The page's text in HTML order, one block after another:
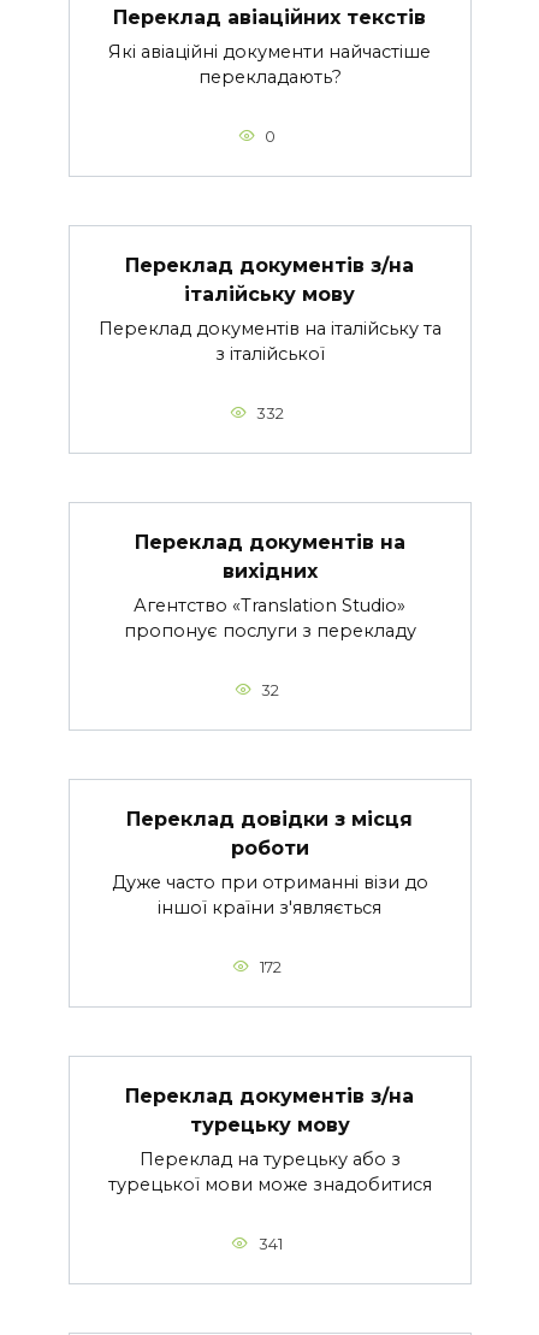
Переклад авіаційних текстів
Які авіаційні документи найчастіше
перекладають?
0
Переклад документів з/на
італійську мову
Переклад документів на італійську та
з італійської
332
Переклад документів на
вихідних
Агентство «Translation Studio»
пропонує послуги з перекладу
32
Переклад довідки з місця
роботи
Дуже часто при отриманні візи до
іншої країни з'являється
172
Переклад документів з/на
турецьку мову
Переклад на турецьку або з
турецької мови може знадобитися
341